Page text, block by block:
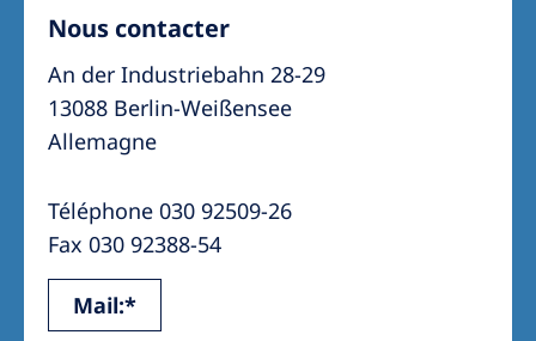
Nous contacter
An der Industriebahn 28-29
13088 Berlin-Weißensee
Allemagne
Téléphone 030 92509-26
Fax 030 92388-54
Mail:*